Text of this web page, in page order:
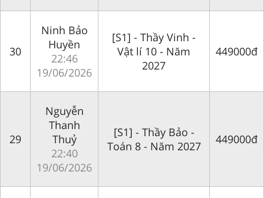
30
Ninh Bảo
Huyền
22:46
19/06/2026
[S1] - Thầy Vinh -
Vật lí 10 - Năm
2027
449000đ
29
Nguyễn
Thanh
Thuỷ
22:40
19/06/2026
[S1] - Thầy Bảo -
Toán 8 - Năm 2027
449000đ